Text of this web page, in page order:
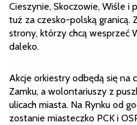
Cieszynie, Skoczowie, Wiśle i
tuż za czesko-polską granicą.
strony, którzy chcą wesprzeć
daleko.
Akcje orkiestry odbędą się na
Zamku, a wolontariuszy z
ulicach miasta. Na Rynku od
zostanie miasteczko PCK i